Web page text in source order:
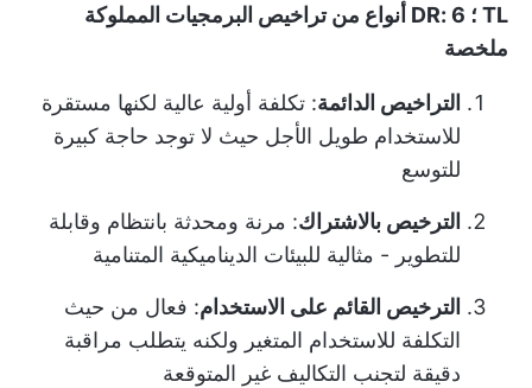
TL ؛ DR: 6 أنواع من تراخيص البرمجيات المملوكة
ملخصة
التراخيص الدائمة: تكلفة أولية عالية لكنها مستقرة
للاستخدام طويل الأجل حيث لا توجد حاجة كبيرة
للتوسع
الترخيص بالاشتراك: مرنة ومحدثة بانتظام وقابلة
للتطوير - مثالية للبيئات الديناميكية المتنامية
الترخيص القائم على الاستخدام: فعال من حيث
التكلفة للاستخدام المتغير ولكنه يتطلب مراقبة
دقيقة لتجنب التكاليف غير المتوقعة